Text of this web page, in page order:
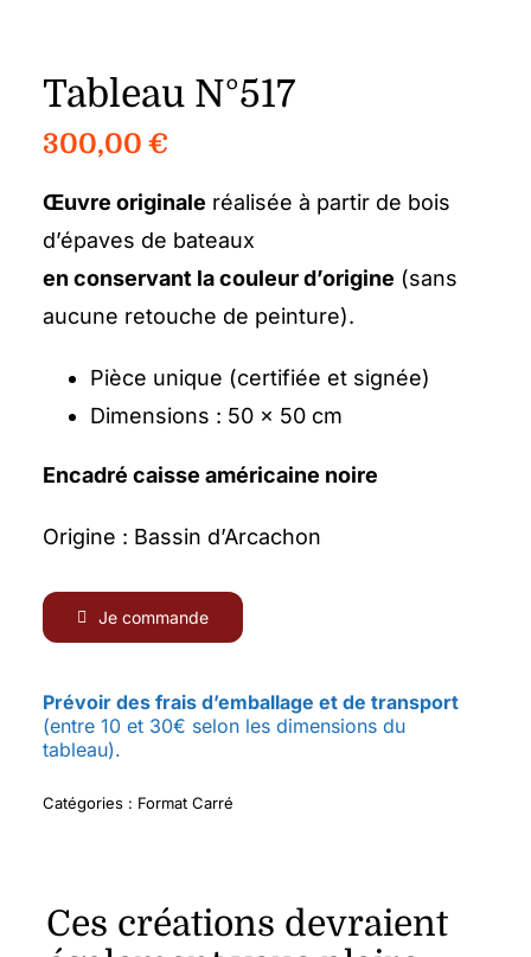
Tableau N°517
300,00 €
Œuvre originale réalisée à partir de bois
d’épaves de bateaux
en conservant la couleur d’origine (sans
aucune retouche de peinture).
Pièce unique (certifiée et signée)
Dimensions : 50 x 50 cm
Encadré caisse américaine noire
Origine : Bassin d’Arcachon
Je commande
Prévoir des frais d’emballage et de transport
(entre 10 et 30€ selon les dimensions du
tableau).
Catégories : Format Carré
Ces créations devraient